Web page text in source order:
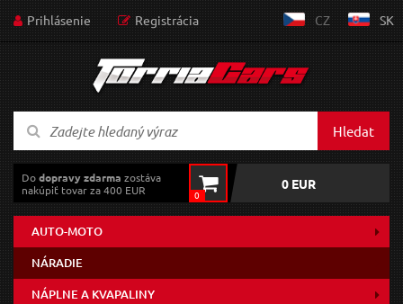
Prihlásenie Registrácia CZ SK
Hledat
Dodopravy zdarma zostáva
nakúpiť tovar za 400 EUR
0
0 EUR
AUTO-MOTO
NÁRADIE
NÁPLNE A KVAPALINY